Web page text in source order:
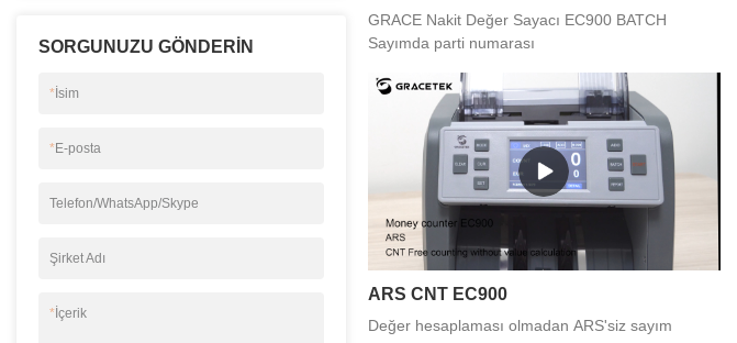
SORGUNUZU GÖNDERIN
*İsim
*E-posta
Telefon/WhatsApp/Skype
Şirket Adı
*İçerik
GRACE Nakit Değer Sayacı EC900 BATCH
Sayımda parti numarası
ARS CNT EC900
Değer hesaplaması olmadan ARS'siz sayım